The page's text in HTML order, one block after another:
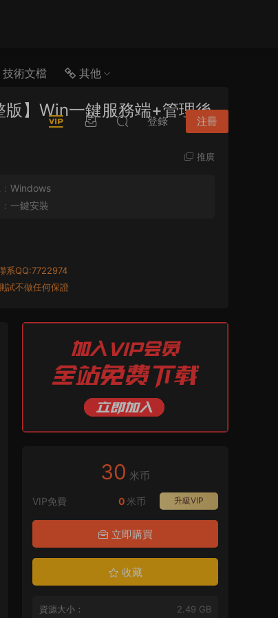
技術文檔 其他
登錄 注冊
】Win一鍵服務端+管理後
推廣
Windows
一鍵安裝
系QQ:7722974
試不做任何保證
30 米币
VIP免費 升級VIP
0 米币
立即購買
收藏
資源大小： 2.49 GB